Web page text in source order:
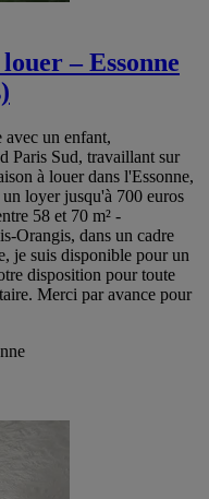
– Essonne
avec un enfant,
Paris Sud, travaillant sur
à louer dans l'Essonne,
loyer jusqu'à 700 euros
58 et 70 m² -
Orangis, dans un cadre
je suis disponible pour un
disposition pour toute
Merci par avance pour